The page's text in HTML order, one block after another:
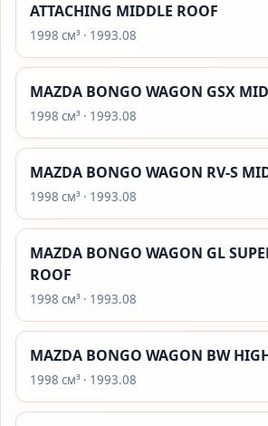
ATTACHING MIDDLE ROOF
1998 см³ · 1993.08
MAZDA BONGO WAGON GSX
1998 см³ · 1993.08
MAZDA BONGO WAGON RV-S
1998 см³ · 1993.08
MAZDA BONGO WAGON GL
ROOF
1998 см³ · 1993.08
MAZDA BONGO WAGON BW
1998 см³ · 1993.08